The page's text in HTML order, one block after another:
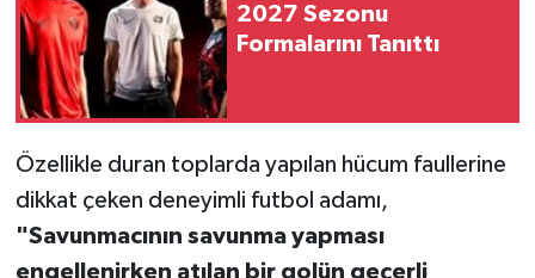
2027 Sezonu
Formalarını Tanıttı
Özellikle duran toplarda yapılan hücum faullerine
dikkat çeken deneyimli futbol adamı,
"Savunmacının savunma yapması
engellenirken atılan bir golün geçerli